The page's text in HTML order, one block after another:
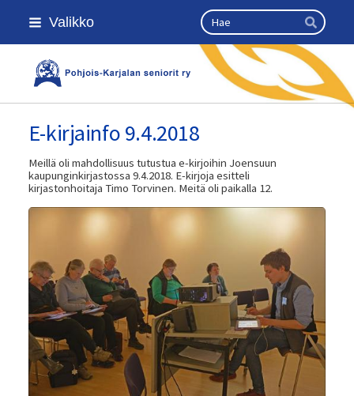
Siirry
sivun
Valikko Haku
Hae
Kansallinen senioriliitto
E-kirjainfo 9.4.2018
Meillä oli mahdollisuus tutustua e-kirjoihin Joensuun
kaupunginkirjastossa 9.4.2018. E-kirjoja esitteli
kirjastonhoitaja Timo Torvinen. Meitä oli paikalla 12.